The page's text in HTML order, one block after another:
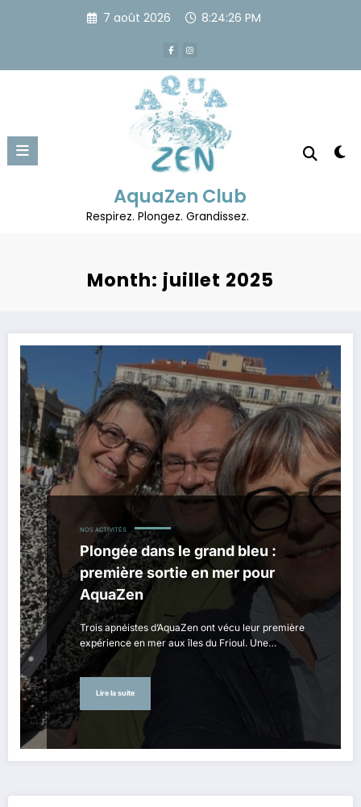
7 août 2026 8:24:26 PM
AquaZen Club
Respirez. Plongez. Grandissez.
Month: juillet 2025
NOS ACTIVITÉS
Plongée dans le grand bleu :
première sortie en mer pour
AquaZen
Trois apnéistes d’AquaZen ont vécu leur première
expérience en mer aux îles du Frioul. Une…
Lire la suite